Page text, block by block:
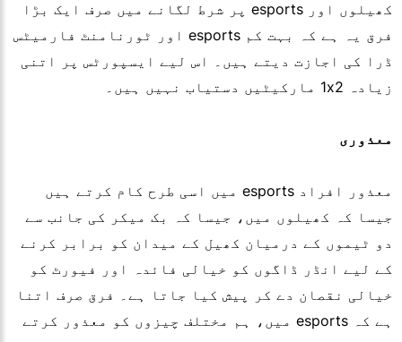
کھیلوں اور esports پر شرط لگانے میں صرف ایک بڑا
فرق یہ ہے کہ بہت کم esports اور ٹورنامنٹ فارمیٹس
ڈرا کی اجازت دیتے ہیں۔ اس لیے ایسپورٹس پر اتنی
زیادہ 1x2 مارکیٹیں دستیاب نہیں ہیں۔
معذوری
معذور افراد esports میں اسی طرح کام کرتے ہیں
جیسا کہ کھیلوں میں، جیسا کہ بک میکر کی جانب سے
دو ٹیموں کے درمیان کھیل کے میدان کو برابر کرنے
کے لیے انڈر ڈاگوں کو خیالی فائدہ اور فیورٹ کو
خیالی نقصان دے کر پیش کیا جاتا ہے۔ فرق صرف اتنا
ہے کہ esports میں، ہم مختلف چیزوں کو معذور کرتے